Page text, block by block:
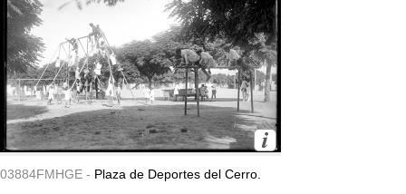
03884FMHGE - Plaza de Deportes del Cerro.